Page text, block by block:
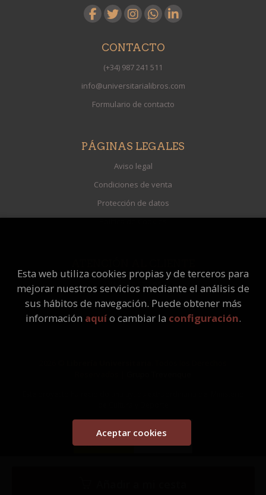
CONTACTO
(+34) 987 241 511
info@universitarialibros.com
Formulario de contacto
PÁGINAS LEGALES
Aviso legal
Condiciones de venta
Protección de datos
Política de Cookies
Quiénes somos
Pedidos especiales
Esta web utiliza cookies propias y de terceros para
mejorar nuestros servicios mediante el análisis de
sus hábitos de navegación. Puede obtener más
información aquío cambiar la configuración.
Aceptar cookies